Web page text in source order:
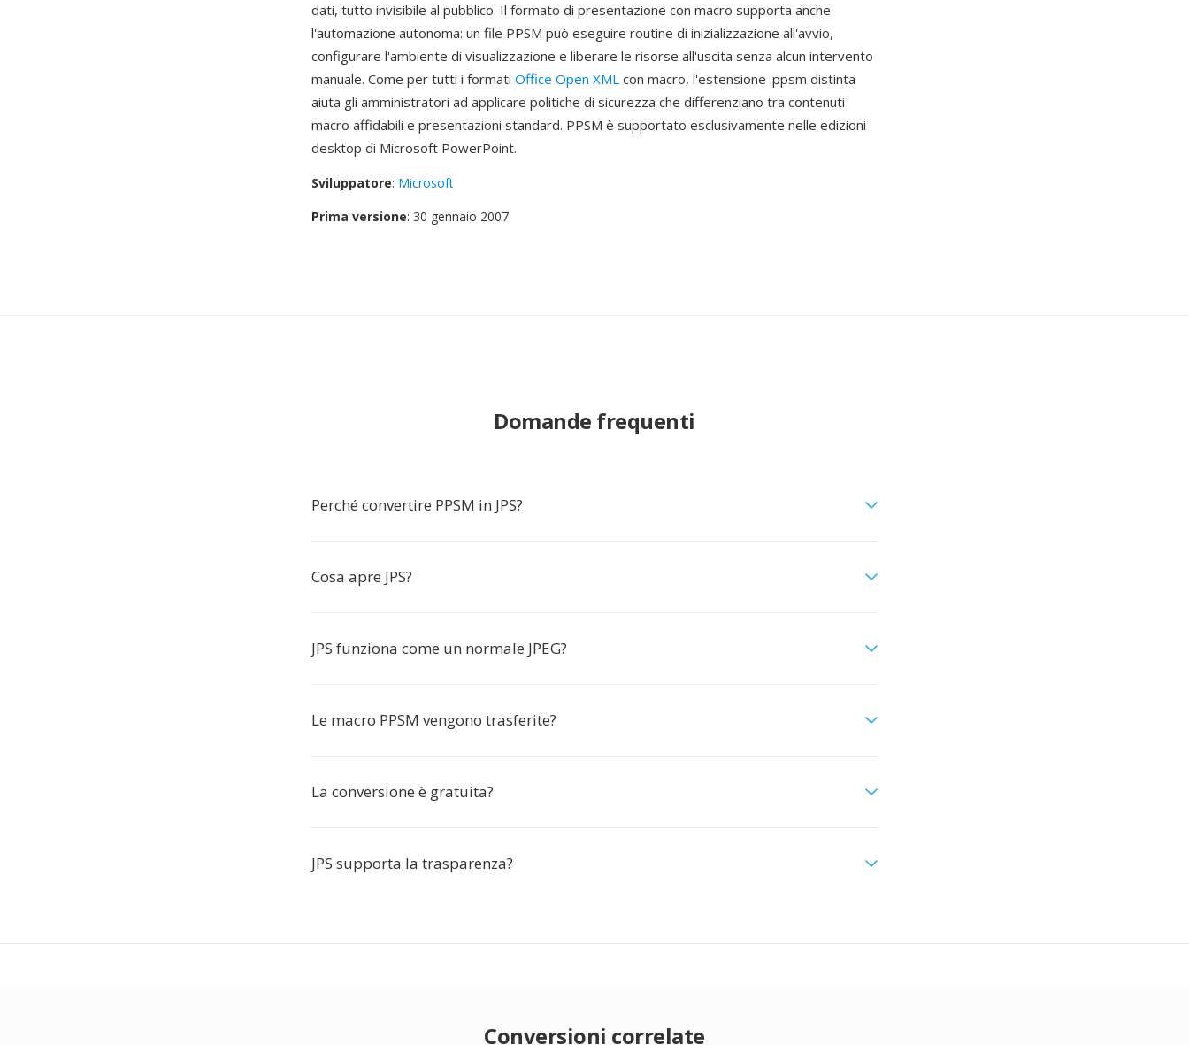
dati, tutto invisibile al pubblico. Il formato di presentazione con macro supporta anche
l'automazione autonoma: un file PPSM può eseguire routine di inizializzazione all'avvio,
configurare l'ambiente di visualizzazione e liberare le risorse all'uscita senza alcun intervento
manuale. Come per tutti i formati Office Open XML con macro, l'estensione .ppsm distinta
aiuta gli amministratori ad applicare politiche di sicurezza che differenziano tra contenuti
macro affidabili e presentazioni standard. PPSM è supportato esclusivamente nelle edizioni
desktop di Microsoft PowerPoint.
Sviluppatore: Microsoft
Prima versione: 30 gennaio 2007
Domande frequenti
Perché convertire PPSM in JPS?
Cosa apre JPS?
JPS funziona come un normale JPEG?
Le macro PPSM vengono trasferite?
La conversione è gratuita?
JPS supporta la trasparenza?
Conversioni correlate